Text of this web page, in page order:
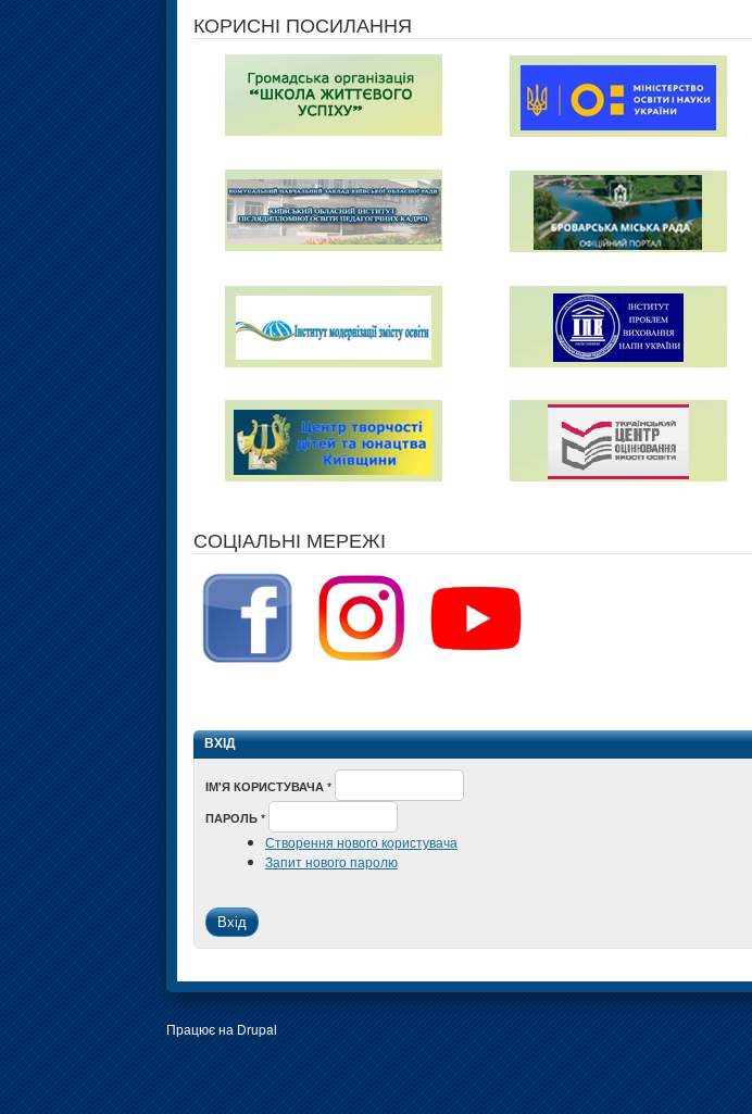
КОРИСНІ ПОСИЛАННЯ
СОЦІАЛЬНІ МЕРЕЖІ
ВХІД
ІМ'Я КОРИСТУВАЧА *
ПАРОЛЬ *
Створення нового користувача
Запит нового паролю
Працює на Drupal